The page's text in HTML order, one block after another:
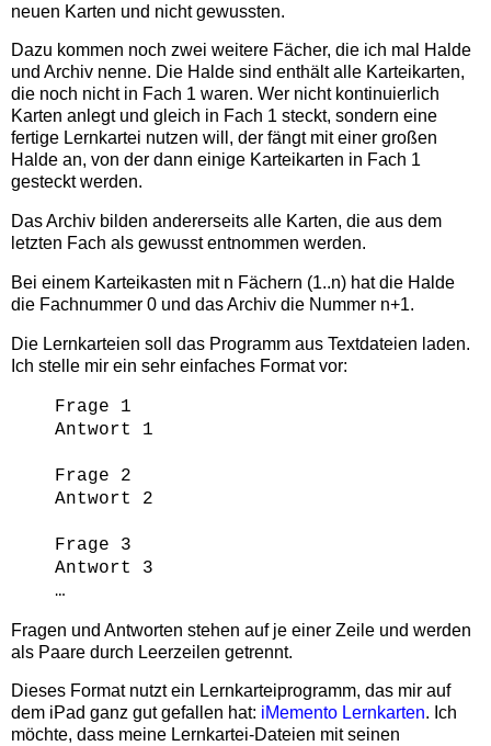
neuen Karten und nicht gewussten.
Dazu kommen noch zwei weitere Fächer, die ich mal Halde
und Archiv nenne. Die Halde sind enthält alle Karteikarten,
die noch nicht in Fach 1 waren. Wer nicht kontinuierlich
Karten anlegt und gleich in Fach 1 steckt, sondern eine
fertige Lernkartei nutzen will, der fängt mit einer großen
Halde an, von der dann einige Karteikarten in Fach 1
gesteckt werden.
Das Archiv bilden andererseits alle Karten, die aus dem
letzten Fach als gewusst entnommen werden.
Bei einem Karteikasten mit n Fächern (1..n) hat die Halde
die Fachnummer 0 und das Archiv die Nummer n+1.
Die Lernkarteien soll das Programm aus Textdateien laden.
Ich stelle mir ein sehr einfaches Format vor:
Frage 1
Antwort 1
Frage 2
Antwort 2
Frage 3
Antwort 3
…
Fragen und Antworten stehen auf je einer Zeile und werden
als Paare durch Leerzeilen getrennt.
Dieses Format nutzt ein Lernkarteiprogramm, das mir auf
dem iPad ganz gut gefallen hat: iMemento Lernkarten. Ich
möchte, dass meine Lernkartei-Dateien mit seinen